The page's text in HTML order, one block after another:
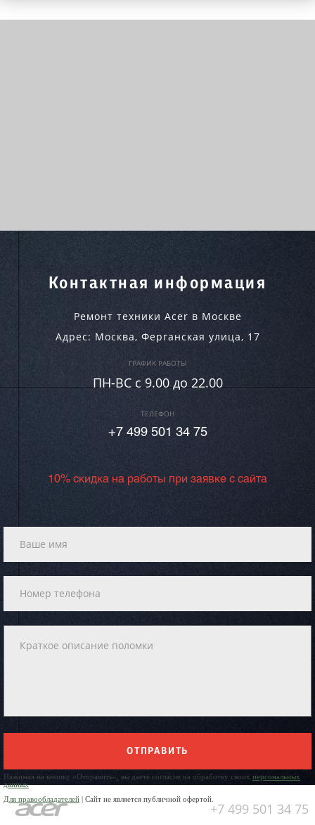
Контактная информация
Ремонт техники Acer в Москве
Адрес: Москва, Ферганская улица, 17
ГРАФИК РАБОТЫ
ПН-ВC c 9.00 до 22.00
ТЕЛЕФОН
+7 499 501 34 75
10% скидка на работы при заявке с сайта
ОТПРАВИТЬ
Нажимая на кнопку «Отправить», вы даете согласие на обработку своих персональных
данных
Для правообладателей | Сайт не является публичной офертой.
+7 499 501 34 75